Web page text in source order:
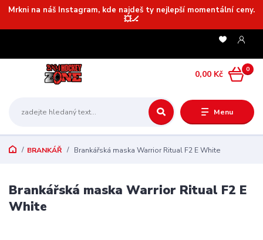
Mrkni na náš Instagram, kde najdeš ty nejlepší momentální ceny.
💥🏒
Menu
0
0,00 Kč
BRANKÁŘ Brankářská maska Warrior Ritual F2 E White
Brankářská maska Warrior Ritual F2 E
White